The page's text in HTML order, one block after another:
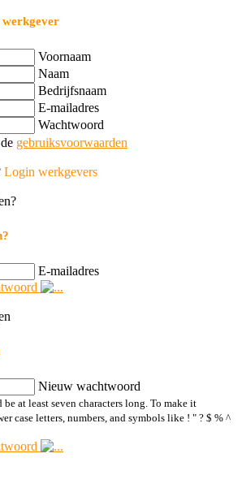
werkgever
Voornaam
Naam
Bedrijfsnaam
E-mailadres
Wachtwoord
gebruiksvoorwaarden
Login werkgevers
E-mailadres
Nieuw wachtwoord
at least seven characters long. To make it
case letters, numbers, and symbols like ! " ? $ % ^